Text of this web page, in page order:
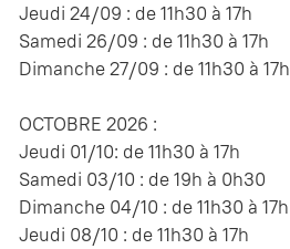
Jeudi 24/09 : de 11h30 à 17h
Samedi 26/09 : de 11h30 à 17h
Dimanche 27/09 : de 11h30 à 17h
OCTOBRE 2026 :
Jeudi 01/10: de 11h30 à 17h
Samedi 03/10 : de 19h à 0h30
Dimanche 04/10 : de 11h30 à 17h
Jeudi 08/10 : de 11h30 à 17h